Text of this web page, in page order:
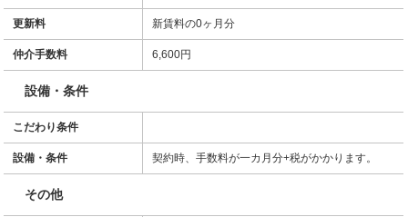
更新料 新賃料の0ヶ月分
仲介手数料 6,600円
設備・条件
こだわり条件
設備・条件 契約時、手数料が一カ月分+税がかかります。
その他